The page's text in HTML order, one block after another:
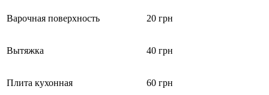
Варочная поверхность 20 грн
Вытяжка 40 грн
Плита кухонная 60 грн